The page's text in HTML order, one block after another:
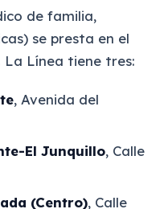
de familia,
se presta en el
La Línea tiene tres:
, Avenida del
El Junquillo, Calle
(Centro), Calle